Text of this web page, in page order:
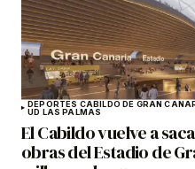
DEPORTES CABILDO DE GRAN
UD LAS PALMAS
El Cabildo vuelve a
obras del Estadio de